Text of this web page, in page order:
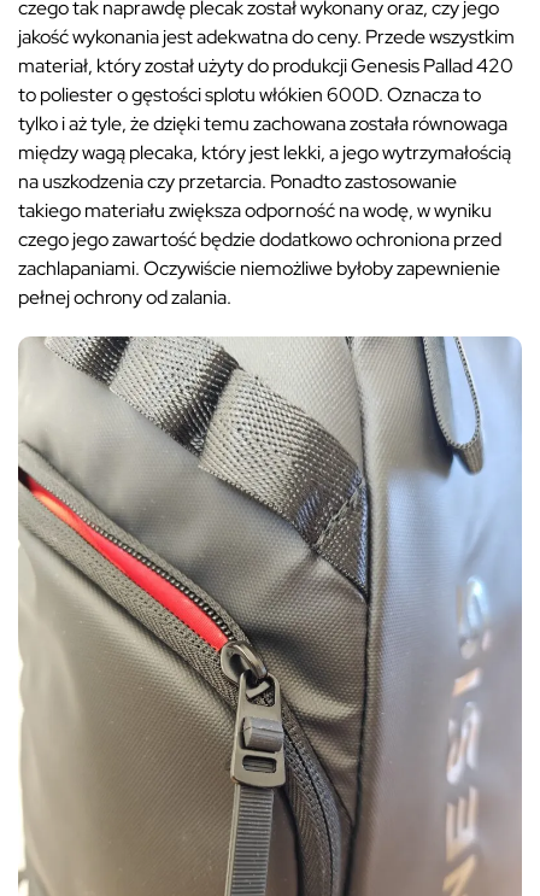
czego tak naprawdę plecak został wykonany oraz, czy jego
jakość wykonania jest adekwatna do ceny. Przede wszystkim
materiał, który został użyty do produkcji Genesis Pallad 420
to poliester o gęstości splotu włókien 600D. Oznacza to
tylko i aż tyle, że dzięki temu zachowana została równowaga
między wagą plecaka, który jest lekki, a jego wytrzymałością
na uszkodzenia czy przetarcia. Ponadto zastosowanie
takiego materiału zwiększa odporność na wodę, w wyniku
czego jego zawartość będzie dodatkowo ochroniona przed
zachlapaniami. Oczywiście niemożliwe byłoby zapewnienie
pełnej ochrony od zalania.